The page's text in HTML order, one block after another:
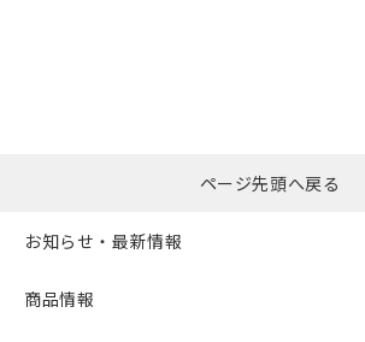
ページ先頭へ戻る
お知らせ・最新情報
商品情報